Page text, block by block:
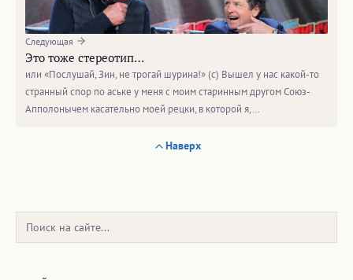
Следующая
Это тоже стереотип…
или «Послушай, Зин, не трогай шурина!» (с) Вышел у нас какой-то
странный спор по аське у меня с моим старинным другом Союз-
Апполонычем касательно моей рецки, в которой я,…
Наверх
Поиск: